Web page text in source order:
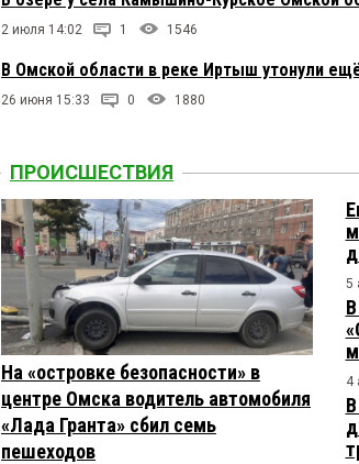
2 июля 14:02 1 1546
В Омской области в реке Иртыш утонули
26 июня 15:33 0 1880
ПРОИСШЕСТВИЯ
На «островке безопасности» в
центре Омска водитель автомобиля
«Лада Гранта» сбил семь
пешеходов
5
4